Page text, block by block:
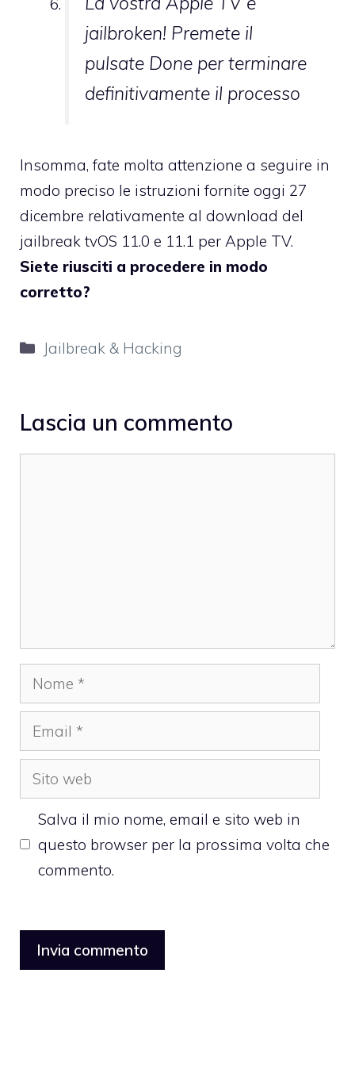
jailbroken! Premete il
pulsate Done per terminare
definitivamente il processo
Insomma, fate molta attenzione a seguire in
modo preciso le istruzioni fornite oggi 27
dicembre relativamente al download del
jailbreak tvOS 11.0 e 11.1 per Apple TV.
Siete riusciti a procedere in modo
corretto?
Categorie
Jailbreak & Hacking
Lascia un commento
Nome
Email
Sito
web
Salva il mio nome, email e sito web in
questo browser per la prossima volta che
commento.